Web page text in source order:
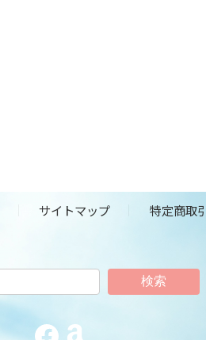
サイトマップ 特定商取
検索